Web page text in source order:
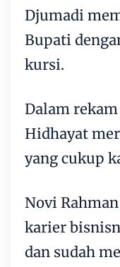
Djumadi
Bupati
kursi.
Dalam
Hidhayat
yang cukup
Novi
karier
dan sudah